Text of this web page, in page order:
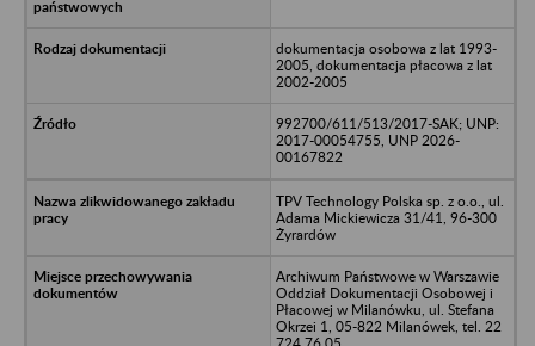
dokumentacja osobowa z lat 1993-
2005, dokumentacja płacowa z lat
2002-2005
992700/611/513/2017-SAK; UNP:
2017-00054755, UNP 2026-
00167822
TPV Technology Polska sp. z o.o., ul.
Adama Mickiewicza 31/41, 96-300
Żyrardów
Archiwum Państwowe w Warszawie
Oddział Dokumentacji Osobowej i
Płacowej w Milanówku, ul. Stefana
Okrzei 1, 05-822 Milanówek, tel. 22